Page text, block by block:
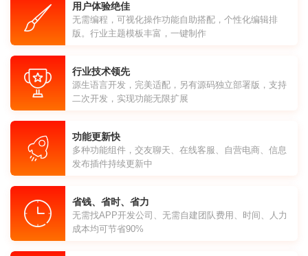
用户体验绝佳
无需编程，可视化操作功能自助搭配，个性化编辑排
版。行业主题模板丰富，一键制作
行业技术领先
源生语言开发，完美适配，另有源码独立部署版，支持
二次开发，实现功能无限扩展
功能更新快
多种功能组件，交友聊天、在线客服、自营电商、信息
发布插件持续更新中
省钱、省时、省力
无需找APP开发公司、无需自建团队费用、时间、人力
成本均可节省90%